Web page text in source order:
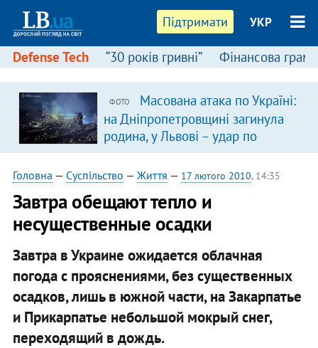
Підтримати УКР
Defense Tech “30 років гривні” Фінансова
ФОТО
Масована атака по Україні:
на Дніпропетровщині загинула
родина, у Львові – удар по
багатоповерхівках
(доповнюється)
Головна — Суспільство — Життя — 17 лютого 2010, 14:35
Завтра обещают тепло и
несущественные осадки
Завтра в Украине ожидается облачная
погода с прояснениями, без существенных
осадков, лишь в южной части, на Закарпатье
и Прикарпатье небольшой мокрый снег,
переходящий в дождь.